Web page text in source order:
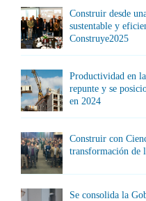
Construir desde
sustentable y
Construye2025
Productividad en
repunte y se
en 2024
Construir con
transformación de
Se consolida la